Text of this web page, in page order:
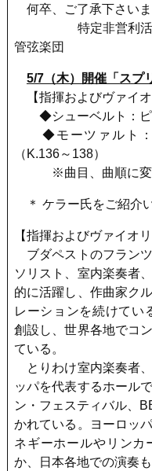
何卒、ご了承下さいま
特定非営利活動
管弦楽団
5/7（木）開催「スプ
【指揮およびヴァイ
◆シューベルト：ピ
◆モーツァルト：3
（K.136～138）
※曲目、曲順に変更
＊ ケラー氏をご紹介
【指揮およびヴァイオ
ブダペストのフランツ
ソリスト、室内楽奏者
的に活躍し、作曲家ク
レーションを続けてい
創設し、世界各地でコ
ている。
とりわけ室内楽奏者
ッパを代表するホール
ン・フェスティバル、
かれている。ヨーロッ
ネギーホールやリンカ
か、日本各地での演奏も